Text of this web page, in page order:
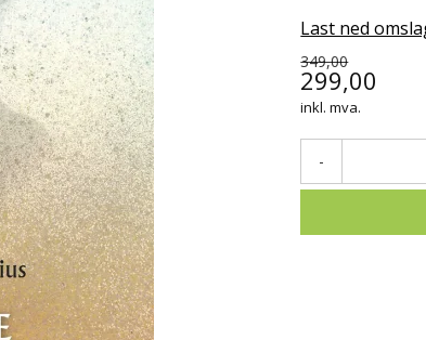
Last ned
349,00
299,00
inkl. mva.
-